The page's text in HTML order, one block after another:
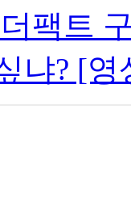
팩트
냐? [